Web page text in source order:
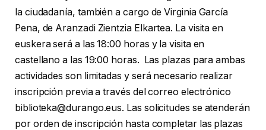
la ciudadanía, también a cargo de Virginia García
Pena, de Aranzadi Zientzia Elkartea. La visita en
euskera será a las 18:00 horas y la visita en
castellano a las 19:00 horas. Las plazas para ambas
actividades son limitadas y será necesario realizar
inscripción previa a través del correo electrónico
biblioteka@durango.eus. Las solicitudes se atenderán
por orden de inscripción hasta completar las plazas